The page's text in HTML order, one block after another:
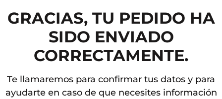
GRACIAS, TU PEDIDO HA
SIDO ENVIADO
CORRECTAMENTE.
Te llamaremos para confirmar tus datos y para
ayudarte en caso de que necesites información